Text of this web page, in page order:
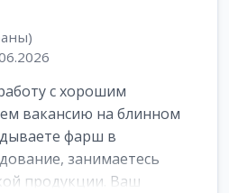
с хорошим
вакансию на блинном
фарш в
занимаетесь
продукции. Ваш